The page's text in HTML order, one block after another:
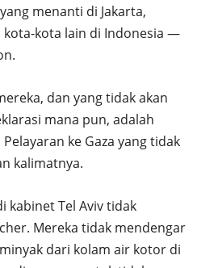
menanti di Jakarta,
kota-kota lain di Indonesia —
dan yang tidak akan
mana pun, adalah
ke Gaza yang tidak
kalimatnya.
kabinet Tel Aviv tidak
Mereka tidak mendengar
dari kolam air kotor di